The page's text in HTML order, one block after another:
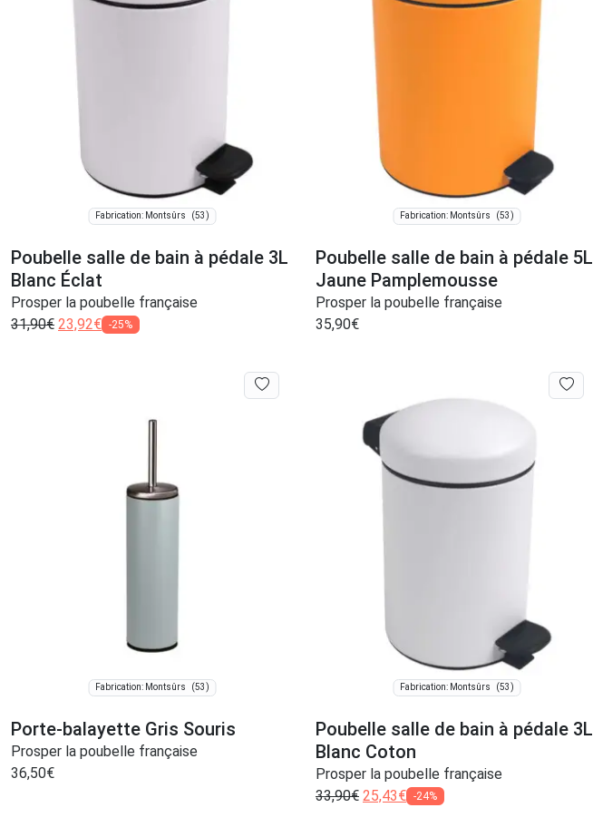
Fabrication: Montsûrs (53)
Poubelle salle de bain à pédale 3L
Blanc Éclat
Prosper la poubelle française
31,90€ 23,92€ -25%
Fabrication: Montsûrs (53)
Poubelle salle de bain à pédale 5L
Jaune Pamplemousse
Prosper la poubelle française
35,90€
Fabrication: Montsûrs (53)
Porte-balayette Gris Souris
Prosper la poubelle française
36,50€
Fabrication: Montsûrs (53)
Poubelle salle de bain à pédale 3L
Blanc Coton
Prosper la poubelle française
33,90€ 25,43€ -24%